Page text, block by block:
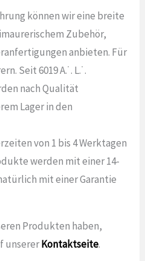
können wir eine breite
Zubehör,
anbieten. Für
Seit 6019 A.˙. L.˙.
nach Qualität
Lager in den
von 1 bis 4 Werktagen
werden mit einer 14-
mit einer Garantie
Produkten haben,
unsererKontaktseite.